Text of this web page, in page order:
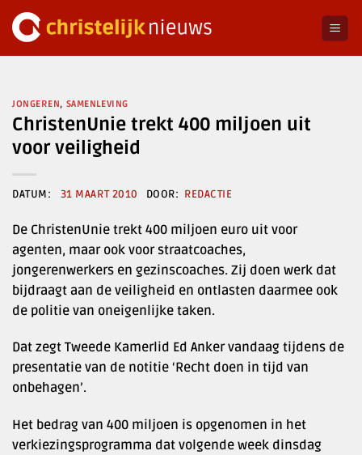
naar
JONGEREN, SAMENLEVING
ChristenUnie trekt 400 miljoen uit
voor veiligheid
31 MAART 2010 REDACTIE
De ChristenUnie trekt 400 miljoen euro uit voor
agenten, maar ook voor straatcoaches,
jongerenwerkers en gezinscoaches. Zij doen werk dat
bijdraagt aan de veiligheid en ontlasten daarmee ook
de politie van oneigenlijke taken.
Dat zegt Tweede Kamerlid Ed Anker vandaag tijdens de
presentatie van de notitie ‘Recht doen in tijd van
onbehagen’.
Het bedrag van 400 miljoen is opgenomen in het
verkiezingsprogramma dat volgende week dinsdag